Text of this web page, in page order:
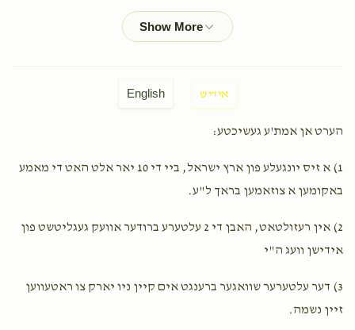
מערכת הכתיבההרב חיים צבי מענדלאוויטש
הרב חיים צבי מענדלאוויטש
in honor of the dearest Sruly
Rabbi Avrum Yakov Yakobהרב חיים צבי מענדלאוויטש
$50.00
Naftule Yosef Mendlowitz
$180.00
English אידיש
הערט אן אמת'ע געשיכטע:
1) א זיס יונגעלע פון ארץ ישראל, ביי די 10 יאר אלט האט די מאמע
באקומען א צוזאמען בראך ל"ע.
2) אין רעזולטאט, האבן די 2 עלטערע ברודער אוועק געגליטשט פון
אידישן וועג ה"י
3) דער עלטערער שוואגער ברענגט אים קיין ניו יארק צו ראטעווען
זיין נשמה.